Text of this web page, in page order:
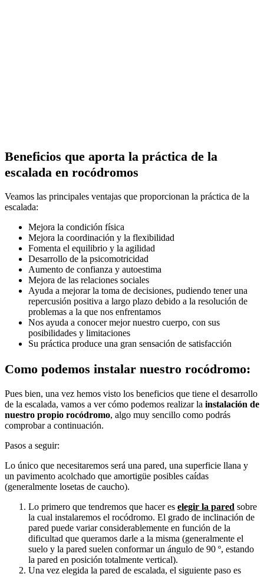
Beneficios que aporta la práctica de la
escalada en rocódromos
Veamos las principales ventajas que proporcionan la práctica de la
escalada:
Mejora la condición física
Mejora la coordinación y la flexibilidad
Fomenta el equilibrio y la agilidad
Desarrollo de la psicomotricidad
Aumento de confianza y autoestima
Mejora de las relaciones sociales
Ayuda a mejorar la toma de decisiones, pudiendo tener una
repercusión positiva a largo plazo debido a la resolución de
problemas a la que nos enfrentamos
Nos ayuda a conocer mejor nuestro cuerpo, con sus
posibilidades y limitaciones
Su práctica produce una gran sensación de satisfacción
Como podemos instalar nuestro rocódromo:
Pues bien, una vez hemos visto los beneficios que tiene el desarrollo
de la escalada, vamos a ver cómo podemos realizar la instalación de
nuestro propio rocódromo, algo muy sencillo como podrás
comprobar a continuación.
Pasos a seguir:
Lo único que necesitaremos será una pared, una superficie llana y
un pavimento acolchado que amortigüe posibles caídas
(generalmente losetas de caucho).
Lo primero que tendremos que hacer es elegir la pared sobre
la cual instalaremos el rocódromo. El grado de inclinación de
pared puede variar considerablemente en función de la
dificultad que queramos darle a la misma (generalmente el
suelo y la pared suelen conformar un ángulo de 90 º, estando
la pared en posición totalmente vertical).
Una vez elegida la pared de escalada, el siguiente paso es